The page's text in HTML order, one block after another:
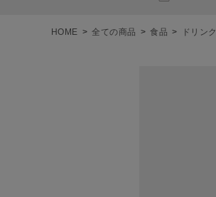
HOME 全ての商品 食品 ドリンク